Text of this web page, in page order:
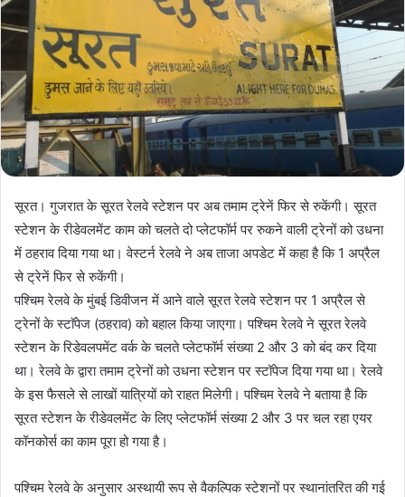
सूरत। गुजरात के सूरत रेलवे स्टेशन पर अब तमाम ट्रेनें फिर से रुकेंगी। सूरत
स्टेशन के रीडेवलमेंट काम को चलते दो प्लेटफॉर्म पर रुकने वाली ट्रेनों को उधना
में ठहराव दिया गया था। वेस्टर्न रेलवे ने अब ताजा अपडेट में कहा है कि 1 अप्रैल
से ट्रेनें फिर से रुकेंगी।
पश्चिम रेलवे के मुंबई डिवीजन में आने वाले सूरत रेलवे स्टेशन पर 1 अप्रैल से
ट्रेनों के स्टाॅपेज (ठहराव) को बहाल किया जाएगा। पश्चिम रेलवे ने सूरत रेलवे
स्टेशन के रिडेवलपमेंट वर्क के चलते प्लेटफॉर्म संख्या 2 और 3 को बंद कर दिया
था। रेलवे के द्वारा तमाम ट्रेनों को उधना स्टेशन पर स्टॉपेज दिया गया था। रेलवे
के इस फैसले से लाखों यात्रियों को राहत मिलेगी। पश्चिम रेलवे ने बताया है कि
सूरत स्टेशन के रीडेवलमेंट के लिए प्लेटफॉर्म संख्या 2 और 3 पर चल रहा एयर
कॉनकोर्स का काम पूरा हो गया है।
पश्चिम रेलवे के अनुसार अस्थायी रूप से वैकल्पिक स्टेशनों पर स्थानांतरित की गई